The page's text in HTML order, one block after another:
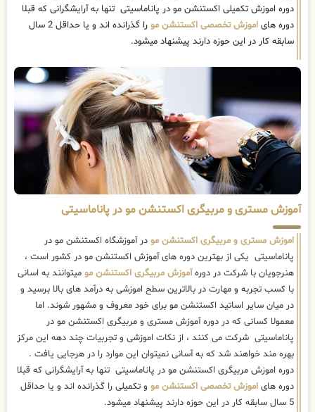
دوره اموزش تکمیلی اکستنشن مو در پاناماسیتی تنها به آرایشگرانی که قبلا
دوره های اموزش تخصصی اکستنشن مو
را گذرانده اند و یا حداقل 2 سال
سابقه کار در این حوزه دارند پیشنهاد میشود.
آموزش مستری و مربیگری اکستنشن مو در پاناماسیتی
اموزش مستری و مربیگری اکستنشن مو در آموزشگاه اکستنشن مو در
پاناماسیتی یکی از بهترین دوره های آموزش اکستنشن مو در کشور است ،
هنرجویان با شرکت در دورهآموزش مربیگری اکستنشن مو میتوانند به اسانی
با کسب تجربه و مهارت در بالاترین سطح اموزشی به درآمد های بالا برسید و
در میان سایر اساتید اکستنشن مو برای خود معروف و مشهور شوند. اما
معمولا کسانی که در دوره آموزش مستری و مربیگری اکستنشن مو در
پاناماسیتی شرکت می کنند ، از نکات اموزشی و تجربیات چند دهه این مرکز
بهره مند خواهند شد که به آسانی نمیتوان این موارد را در هرجایی یافت .
دوره اموزش مربیگری اکستنشن مو در پاناماسیتی تنها به آرایشگرانی که قبلا
دوره های اموزش تخصصی اکستنشن مو و تکمیلی را گذرانده اند و یا حداقل
5 سال سابقه کار در این حوزه دارند پیشنهاد میشود.